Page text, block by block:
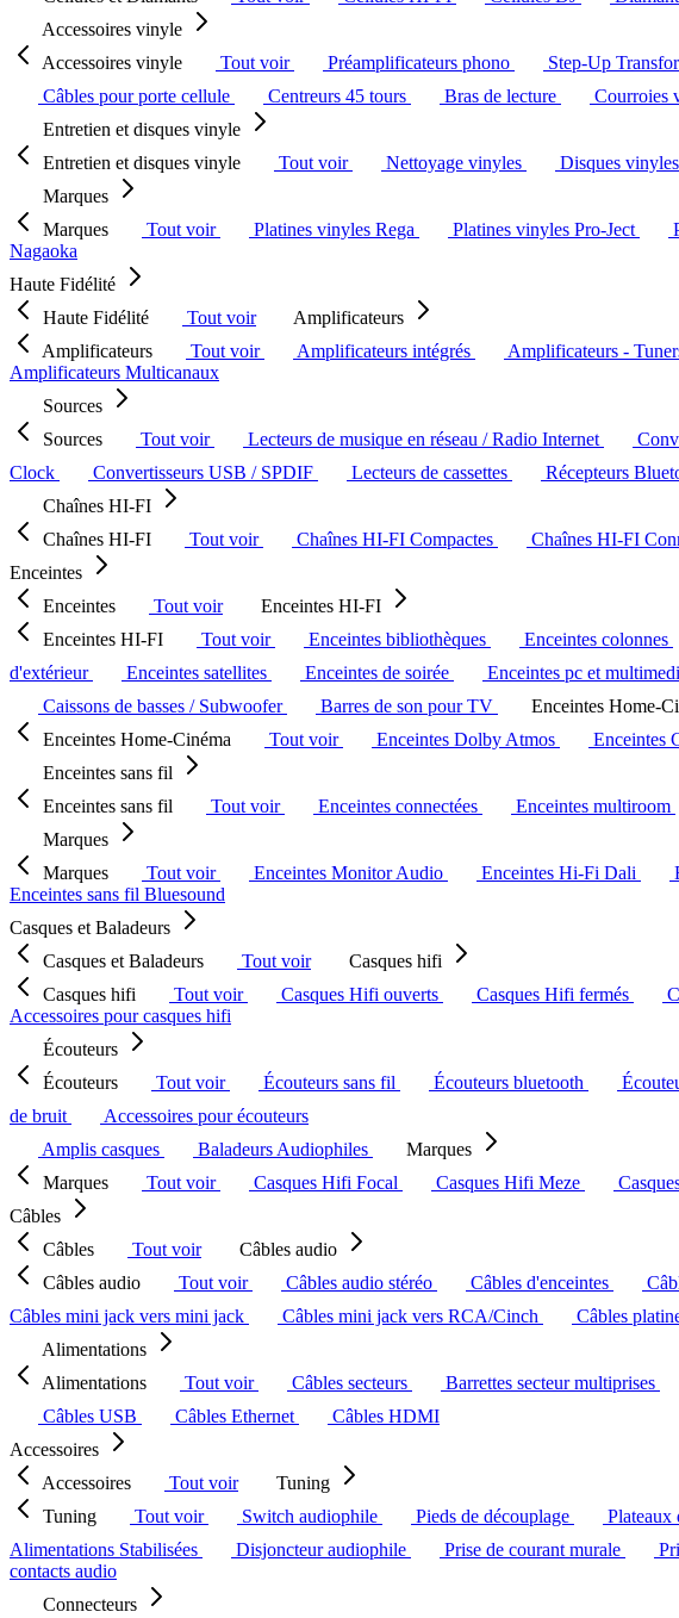
Accessoires vinyle
Accessoires vinyle
Tout voir Préamplificateurs phono Step-Up
Câbles pour porte cellule
Centreurs 45 tours Bras de lecture Courroies
Entretien et disques vinyle
Entretien et disques vinyle
Tout voir Nettoyage vinyles Disques vinyles
Marques
Marques
Tout voir Platines vinyles Rega Platines vinyles Pro-Ject
Nagaoka
Haute Fidélité
Haute Fidélité
Tout voir
Amplificateurs
Amplificateurs
Tout voir Amplificateurs intégrés Amplificateurs -
Amplificateurs Multicanaux
Sources
Sources
Tout voir Lecteurs de musique en réseau / Radio Internet
Clock
Convertisseurs USB / SPDIF Lecteurs de cassettes Récepteurs
Chaînes HI-FI
Chaînes HI-FI
Tout voir Chaînes HI-FI Compactes Chaînes HI-FI
Enceintes
Enceintes
Tout voir
Enceintes HI-FI
Enceintes HI-FI
Tout voir Enceintes bibliothèques Enceintes colonnes
d'extérieur
Enceintes satellites Enceintes de soirée
Enceintes pc et
Caissons de basses / Subwoofer
Barres de son pour TV
Enceintes Home-
Enceintes Home-Cinéma
Tout voir Enceintes Dolby Atmos Enceintes
Enceintes sans fil
Enceintes sans fil
Tout voir Enceintes connectées Enceintes multiroom
Marques
Marques
Tout voir Enceintes Monitor Audio Enceintes Hi-Fi Dali
Enceintes sans fil Bluesound
Casques et Baladeurs
Casques et Baladeurs
Tout voir
Casques hifi
Casques hifi
Tout voir Casques Hifi ouverts Casques Hifi fermés
Accessoires pour casques hifi
Écouteurs
Écouteurs
Tout voir Écouteurs sans fil Écouteurs bluetooth
de bruit
Accessoires pour écouteurs
Amplis casques
Baladeurs Audiophiles
Marques
Marques
Tout voir Casques Hifi Focal Casques Hifi Meze
Câbles
Câbles
Tout voir
Câbles audio
Câbles audio
Tout voir Câbles audio stéréo Câbles d'enceintes
Câbles mini jack vers mini jack
Câbles mini jack vers RCA/Cinch Câbles
Alimentations
Alimentations
Tout voir Câbles secteurs Barrettes secteur multiprises
Câbles USB
Câbles Ethernet
Câbles HDMI
Accessoires
Accessoires
Tout voir
Tuning
Tuning
Tout voir Switch audiophile Pieds de découplage Plateaux
Alimentations Stabilisées
Disjoncteur audiophile Prise de courant murale
contacts audio
Connecteurs